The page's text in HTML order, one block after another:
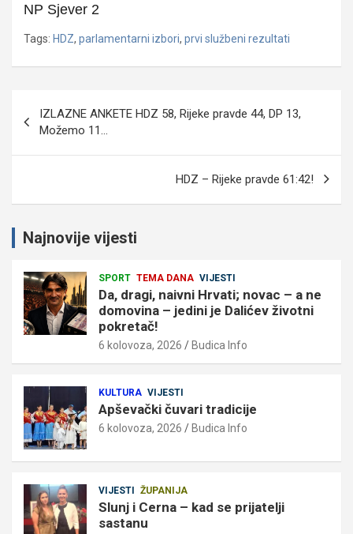
NP Sjever 2
Tags: HDZ, parlamentarni izbori, prvi službeni rezultati
objava
IZLAZNE ANKETE HDZ 58, Rijeke pravde 44, DP 13,
Možemo 11…
HDZ – Rijeke pravde 61:42!
Najnovije vijesti
SPORT TEMA DANA VIJESTI
Da, dragi, naivni Hrvati; novac – a ne
domovina – jedini je Dalićev životni
pokretač!
6 kolovoza, 2026 Budica Info
KULTURA VIJESTI
Apševački čuvari tradicije
6 kolovoza, 2026 Budica Info
VIJESTI ŽUPANIJA
Slunj i Cerna – kad se prijatelji
sastanu